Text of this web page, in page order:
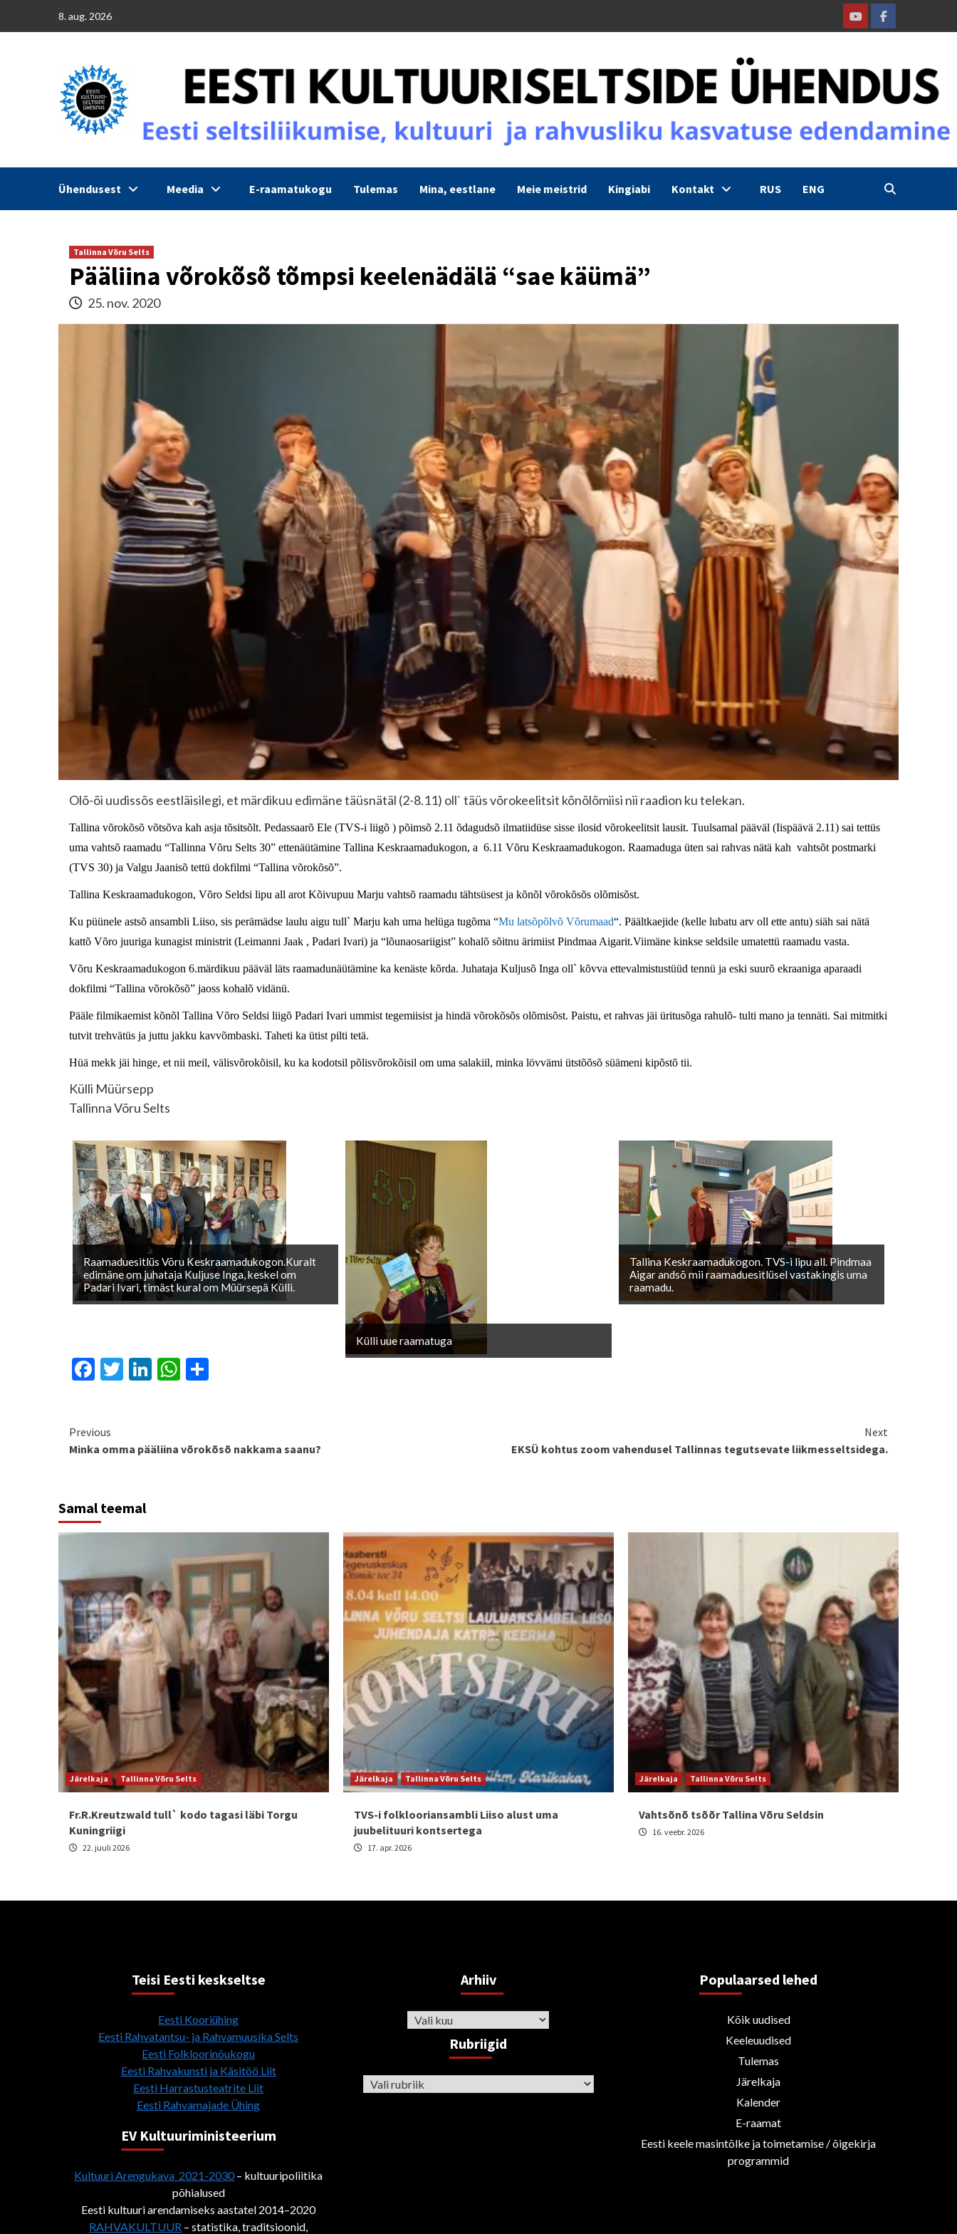
8. aug. 2026
YoutubeFacebook
Ühendusest Meedia E-raamatukogu Tulemas Mina, eestlane Meie meistrid Kingiabi Kontakt RUS ENG
Tallinna Võru Selts
Pääliina võrokõsõ tõmpsi keelenädälä “sae käümä”
25. nov. 2020
Olõ-õi uudissõs eestläisilegi, et märdikuu edimäne täüsnätäl (2-8.11) oll` täüs võrokeelitsit kõnõlõmiisi nii raadion ku telekan.
Tallina võrokõsõ võtsõva kah asja tõsitsõlt. Pedassaarõ Ele (TVS-i liigõ ) põimsõ 2.11 õdagudsõ ilmatiidüse sisse ilosid võrokeelitsit lausit. Tuulsamal pääväl (Iispäävä 2.11) sai tettüs
uma vahtsõ raamadu “Tallinna Võru Selts 30” ettenäütämine Tallina Keskraamadukogon, a 6.11 Võru Keskraamadukogon. Raamaduga üten sai rahvas nätä kah vahtsõt postmarki
(TVS 30) ja Valgu Jaanisõ tettü dokfilmi “Tallina võrokõsõ”.
Tallina Keskraamadukogon, Võro Seldsi lipu all arot Kõivupuu Marju vahtsõ raamadu tähtsüsest ja kõnõl võrokõsõs olõmisõst.
Ku püünele astsõ ansambli Liiso, sis perämädse laulu aigu tull` Marju kah uma helüga tugõma “Mu latsõpõlvõ Võrumaad“. Päältkaejide (kelle lubatu arv oll ette antu) siäh sai nätä
kattõ Võro juuriga kunagist ministrit (Leimanni Jaak , Padari Ivari) ja “lõunaosariigist” kohalõ sõitnu ärimiist Pindmaa Aigarit.Viimäne kinkse seldsile umatettü raamadu vasta.
Võru Keskraamadukogon 6.märdikuu pääväl läts raamadunäütämine ka kenäste kõrda. Juhataja Kuljusõ Inga oll` kõvva ettevalmistustüüd tennü ja eski suurõ ekraaniga aparaadi
dokfilmi “Tallina võrokõsõ” jaoss kohalõ vidänü.
Pääle filmikaemist kõnõl Tallina Võro Seldsi liigõ Padari Ivari ummist tegemiisist ja hindä võrokõsõs olõmisõst. Paistu, et rahvas jäi üritusõga rahulõ- tulti mano ja tennäti. Sai mitmitki
tutvit trehvätüs ja juttu jakku kavvõmbaski. Taheti ka ütist pilti tetä.
Hüä mekk jäi hinge, et nii meil, välisvõrokõisil, ku ka kodotsil põlisvõrokõisil om uma salakiil, minka lövvämi ütstõõsõ süämeni kipõstõ tii.
Külli Müürsepp
Tallinna Võru Selts
Raamaduesitlüs Võru Keskraamadukogon.Kuralt
edimäne om juhataja Kuljuse Inga, keskel om
Padari Ivari, timäst kural om Müürsepä Külli.
Külli uue raamatuga
Tallina Keskraamadukogon. TVS-i lipu all. Pindmaa
Aigar andsõ mii raamaduesitlüsel vastakingis uma
raamadu.
Facebook
Twitter
LinkedIn
WhatsApp
Continue
Reading
Previous
Minka omma pääliina võrokõsõ nakkama saanu?
Next
EKSÜ kohtus zoom vahendusel Tallinnas tegutsevate liikmesseltsidega.
Samal teemal
Järelkaja Tallinna Võru Selts
Fr.R.Kreutzwald tull` kodo tagasi läbi Torgu
Kuningriigi
22. juuli 2026
Järelkaja Tallinna Võru Selts
TVS-i folklooriansambli Liiso alust uma
juubelituuri kontsertega
17. apr. 2026
Järelkaja Tallinna Võru Selts
Vahtsõnõ tsõõr Tallina Võru Seldsin
16. veebr. 2026
Teisi Eesti keskseltse
Eesti Kooriühing
Eesti Rahvatantsu- ja Rahvamuusika Selts
Eesti Folkloorinõukogu
Eesti Rahvakunsti ja Käsitöö Liit
Eesti Harrastusteatrite Liit
Eesti Rahvamajade Ühing
EV Kultuuriministeerium
Kultuuri Arengukava 2021-2030– kultuuripoliitika
põhialused
Eesti kultuuri arendamiseks aastatel 2014–2020
RAHVAKULTUUR – statistika, traditsioonid,
Arhiiv
Arhiiv
Rubriigid
Rubriigid
Populaarsed lehed
Kõik uudised
Keeleuudised
Tulemas
Järelkaja
Kalender
E-raamat
Eesti keele masintõlke ja toimetamise / õigekirja
programmid